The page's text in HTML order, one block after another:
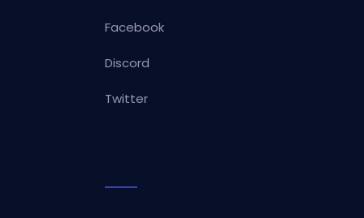
Facebook
Discord
Twitter